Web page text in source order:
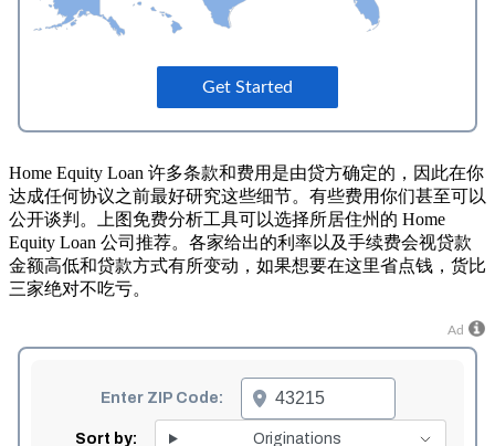
Home Equity Loan 许多条款和费用是由贷方确定的，因此在你
达成任何协议之前最好研究这些细节。有些费用你们甚至可以
公开谈判。上图免费分析工具可以选择所居住州的 Home
Equity Loan 公司推荐。各家给出的利率以及手续费会视贷款
金额高低和贷款方式有所变动，如果想要在这里省点钱，货比
三家绝对不吃亏。
Ad